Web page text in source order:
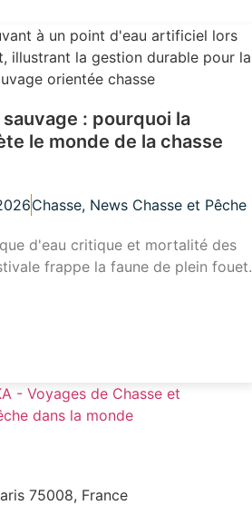
: pourquoi la
le monde de la chasse
Chasse, News Chasse et Pêche
d'eau critique et mortalité des
frappe la faune de plein fouet.
75008, France